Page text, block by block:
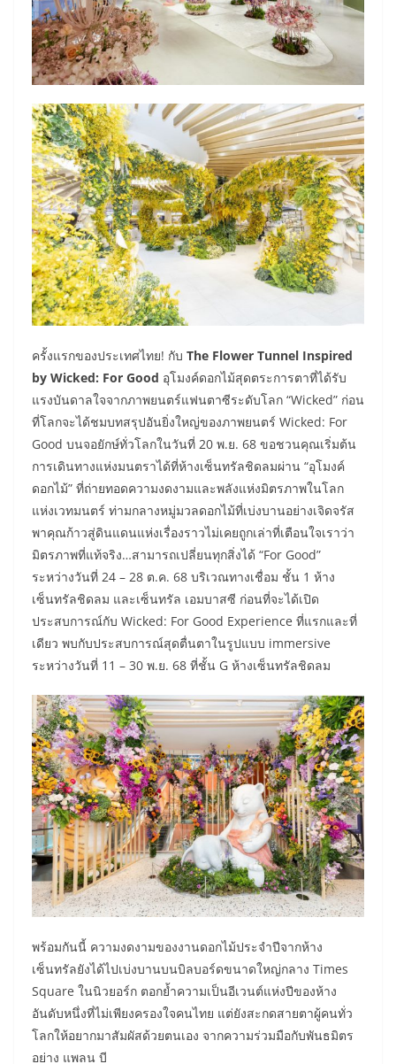
ครั้งแรกของประเทศไทย! กับ The Flower Tunnel Inspired
by Wicked: For Good อุโมงค์ดอกไม้สุดตระการตาที่ได้รับ
แรงบันดาลใจจากภาพยนตร์แฟนตาซีระดับโลก “Wicked” ก่อน
ที่โลกจะได้ชมบทสรุปอันยิ่งใหญ่ของภาพยนตร์ Wicked: For
Good บนจอยักษ์ทั่วโลกในวันที่ 20 พ.ย. 68 ขอชวนคุณเริ่มต้น
การเดินทางแห่งมนตราได้ที่ห้างเซ็นทรัลชิดลมผ่าน “อุโมงค์
ดอกไม้” ที่ถ่ายทอดความงดงามและพลังแห่งมิตรภาพในโลก
แห่งเวทมนตร์ ท่ามกลางหมู่มวลดอกไม้ที่เบ่งบานอย่างเจิดจรัส
พาคุณก้าวสู่ดินแดนแห่งเรื่องราวไม่เคยถูกเล่าที่เตือนใจเราว่า
มิตรภาพที่แท้จริง…สามารถเปลี่ยนทุกสิ่งได้ “For Good”
ระหว่างวันที่ 24 – 28 ต.ค. 68 บริเวณทางเชื่อม ชั้น 1 ห้าง
เซ็นทรัลชิดลม และเซ็นทรัล เอมบาสซี ก่อนที่จะได้เปิด
ประสบการณ์กับ Wicked: For Good Experience ที่แรกและที่
เดียว พบกับประสบการณ์สุดตื่นตาในรูปแบบ immersive
ระหว่างวันที่ 11 – 30 พ.ย. 68 ที่ชั้น G ห้างเซ็นทรัลชิดลม
พร้อมกันนี้ ความงดงามของงานดอกไม้ประจำปีจากห้าง
เซ็นทรัลยังได้ไปเบ่งบานบนบิลบอร์ดขนาดใหญ่กลาง Times
Square ในนิวยอร์ก ตอกย้ำความเป็นอีเวนต์แห่งปีของห้าง
อันดับหนึ่งที่ไม่เพียงครองใจคนไทย แต่ยังสะกดสายตาผู้คนทั่ว
โลกให้อยากมาสัมผัสด้วยตนเอง จากความร่วมมือกับพันธมิตร
อย่าง แพลน บี